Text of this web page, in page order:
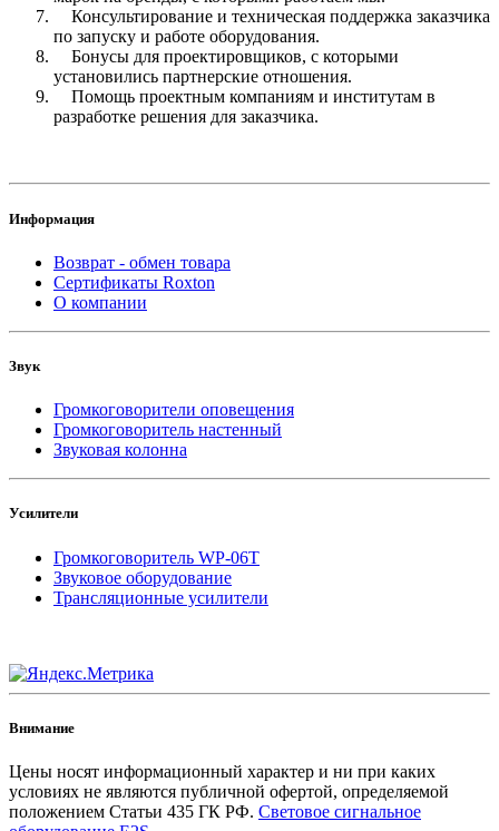
Консультирование и техническая поддержка заказчика
по запуску и работе оборудования.
Бонусы для проектировщиков, с которыми
установились партнерские отношения.
Помощь проектным компаниям и институтам в
разработке решения для заказчика.
Информация
Возврат - обмен товара
Сертификаты Roxton
О компании
Звук
Громкоговорители оповещения
Громкоговоритель настенный
Звуковая колонна
Усилители
Громкоговоритель WP-06T
Звуковое оборудование
Трансляционные усилители
Внимание
Цены носят информационный характер и ни при каких
условиях не являются публичной офертой, определяемой
положением Статьи 435 ГК РФ. Световое сигнальное